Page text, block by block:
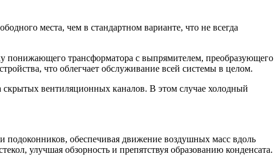
места, чем в стандартном варианте, что не всегда
понижающего трансформатора с выпрямителем, преобразующего
что облегчает обслуживание всей системы в целом.
скрытых вентиляционных каналов. В этом случае холодный
обеспечивая движение воздушных масс вдоль
улучшая обзорность и препятствуя образованию конденсата.